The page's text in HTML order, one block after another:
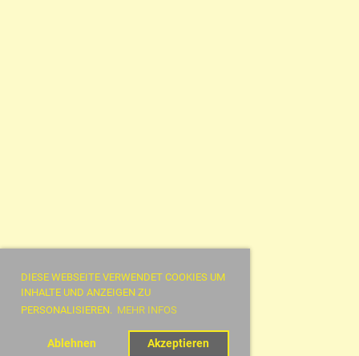
DIESE WEBSEITE VERWENDET COOKIES UM
INHALTE UND ANZEIGEN ZU
PERSONALISIEREN. MEHR INFOS
Ablehnen Akzeptieren